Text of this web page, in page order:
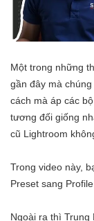
Một trong những
gần đây mà
cách mà áp các
tương đối giống
cũ Lightroom
Trong video này,
Preset sang
Ngoài ra thì Trung